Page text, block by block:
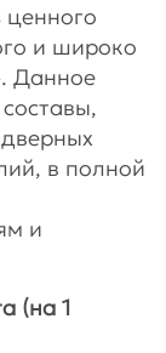
и широко
Данное
в полной
и
(на 1